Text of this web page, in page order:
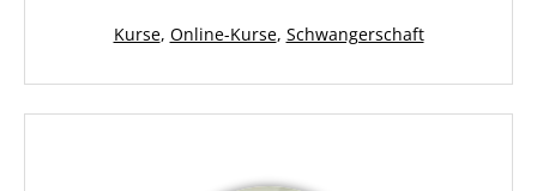
Kategorisiert
Kurse, Online-Kurse, Schwangerschaft